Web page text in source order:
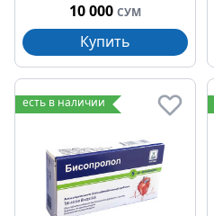
10 000 СУМ
Купить
есть в наличии